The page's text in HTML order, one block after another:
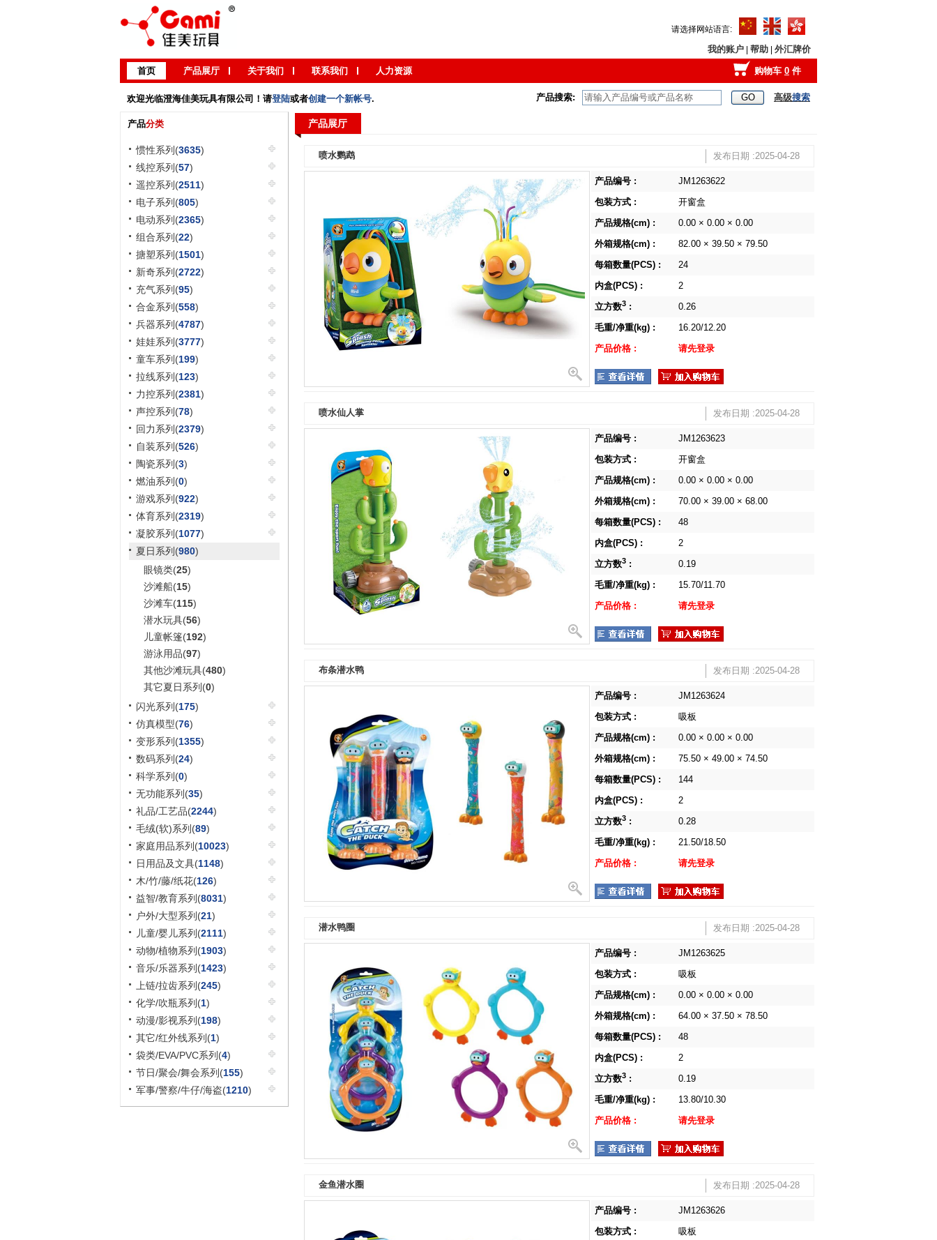
请选择网站语言:
我的账户 帮助 外汇牌价
首页 产品展厅 关于我们 联系我们 人力资源 购物车 0 件
欢迎光临澄海佳美玩具有限公司！请登陆或者创建一个新帐号. 产品搜索: 高级搜索
产品分类
惯性系列(3635)
线控系列(57)
遥控系列(2511)
电子系列(805)
电动系列(2365)
组合系列(22)
搪塑系列(1501)
新奇系列(2722)
充气系列(95)
合金系列(558)
兵器系列(4787)
娃娃系列(3777)
童车系列(199)
拉线系列(123)
力控系列(2381)
声控系列(78)
回力系列(2379)
自装系列(526)
陶瓷系列(3)
燃油系列(0)
游戏系列(922)
体育系列(2319)
凝胶系列(1077)
夏日系列(980)
眼镜类(25)
沙滩船(15)
沙滩车(115)
潜水玩具(56)
儿童帐篷(192)
游泳用品(97)
其他沙滩玩具(480)
其它夏日系列(0)
闪光系列(175)
仿真模型(76)
变形系列(1355)
数码系列(24)
科学系列(0)
无功能系列(35)
礼品/工艺品(2244)
毛绒(软)系列(89)
家庭用品系列(10023)
日用品及文具(1148)
木/竹/藤/纸花(126)
益智/教育系列(8031)
户外/大型系列(21)
儿童/婴儿系列(2111)
动物/植物系列(1903)
音乐/乐器系列(1423)
上链/拉齿系列(245)
化学/吹瓶系列(1)
动漫/影视系列(198)
其它/红外线系列(1)
袋类/EVA/PVC系列(4)
节日/聚会/舞会系列(155)
军事/警察/牛仔/海盗(1210)
产品展厅
喷水鹦鹉 发布日期 :2025-04-28
产品编号 :
JM1263622
包装方式 :
开窗盒
产品规格(cm) :
0.00 × 0.00 × 0.00
外箱规格(cm) :
82.00 × 39.50 × 79.50
每箱数量(PCS) :
24
内盒(PCS) :
2
立方数3 :
0.26
毛重/净重(kg) :
16.20/12.20
产品价格 :
请先登录
喷水仙人掌 发布日期 :2025-04-28
产品编号 :
JM1263623
包装方式 :
开窗盒
产品规格(cm) :
0.00 × 0.00 × 0.00
外箱规格(cm) :
70.00 × 39.00 × 68.00
每箱数量(PCS) :
48
内盒(PCS) :
2
立方数3 :
0.19
毛重/净重(kg) :
15.70/11.70
产品价格 :
请先登录
布条潜水鸭 发布日期 :2025-04-28
产品编号 :
JM1263624
包装方式 :
吸板
产品规格(cm) :
0.00 × 0.00 × 0.00
外箱规格(cm) :
75.50 × 49.00 × 74.50
每箱数量(PCS) :
144
内盒(PCS) :
2
立方数3 :
0.28
毛重/净重(kg) :
21.50/18.50
产品价格 :
请先登录
潜水鸭圈 发布日期 :2025-04-28
产品编号 :
JM1263625
包装方式 :
吸板
产品规格(cm) :
0.00 × 0.00 × 0.00
外箱规格(cm) :
64.00 × 37.50 × 78.50
每箱数量(PCS) :
48
内盒(PCS) :
2
立方数3 :
0.19
毛重/净重(kg) :
13.80/10.30
产品价格 :
请先登录
金鱼潜水圈 发布日期 :2025-04-28
产品编号 :
JM1263626
包装方式 :
吸板